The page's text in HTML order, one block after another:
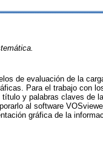
de evaluación de la
Para el trabajo con
y palabras claves de
al software
gráfica de la